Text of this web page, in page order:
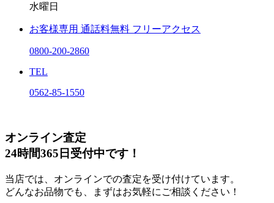
水曜日
お客様専用 通話料無料 フリーアクセス
0800-200-2860
TEL
0562-85-1550
オンライン査定
24時間365日受付中です！
当店では、オンラインでの査定を受け付けています。
どんなお品物でも、まずはお気軽にご相談ください！